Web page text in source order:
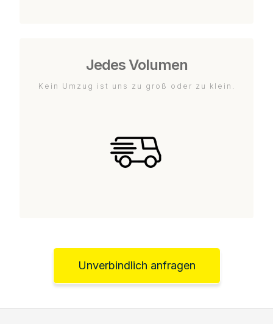
Jedes Volumen
Kein Umzug ist uns zu groß oder zu klein.
Unverbindlich anfragen